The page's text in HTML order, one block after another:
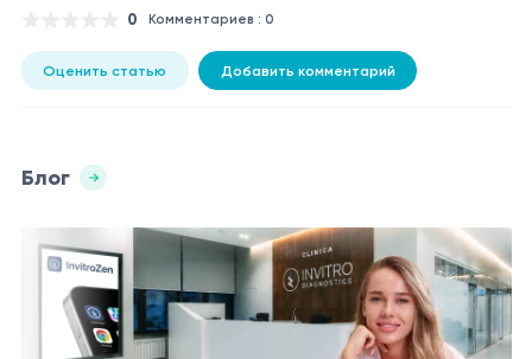
0 Комментариев : 0
Оценить статью Добавить комментарий
Блог